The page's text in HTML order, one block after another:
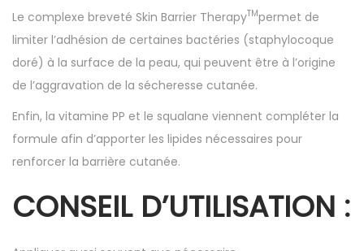
Le complexe breveté Skin Barrier TherapyTMpermet de
limiter l’adhésion de certaines bactéries (staphylocoque
doré) à la surface de la peau, qui peuvent être à l’origine
de l’aggravation de la sécheresse cutanée.
Enfin, la vitamine PP et le squalane viennent compléter la
formule afin d’apporter les lipides nécessaires pour
renforcer la barrière cutanée.
CONSEIL D’UTILISATION :